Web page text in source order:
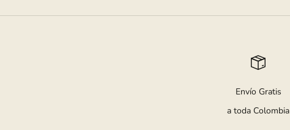
Envío Gratis
a toda Colombia